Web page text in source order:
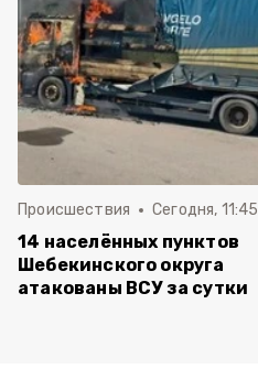
Происшествия Сегодня, 11:45
14 населённых пунктов
Шебекинского округа
атакованы ВСУ за сутки